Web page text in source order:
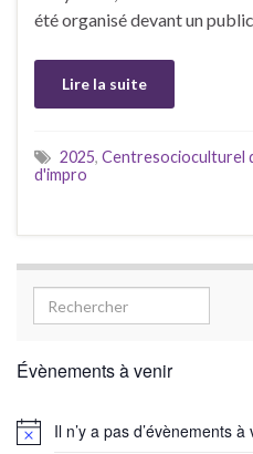
été organisé devant un
Lire la suite
2025, Centresocioculturel
d'impro
Évènements à venir
Il n’y a pas d’évènements à